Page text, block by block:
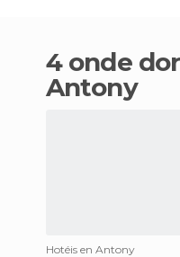
4 onde dormir em
Antony
Hotéis en Antony